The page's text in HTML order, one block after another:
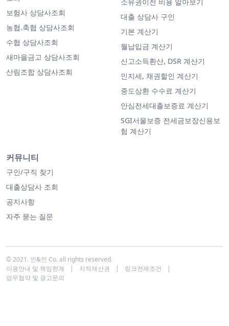
보험사 상담사조회
농협.축협 상담사조회
수협 상담사조회
새마을금고 상담사조회
산림조합 상담사조회
대출 상담사 구인
기본 계산기
월납입금 계산기
신고소득환산, DSR 계산기
인지세, 채권할인 계산기
중도상환 수수료 계산기
안심전세대출보증료 계산기
SGI서울보증 전세금보장신용보
험 계산기
커뮤니티
구인/구직 찾기
대출상담사 조회
공지사항
자주 묻는 질문
© 2021. 인&인 Co. all rights reserved.
이용안내 및 책임한계
| 지적재산권 | 링크전제조건
|
업무협약 및 광고문의